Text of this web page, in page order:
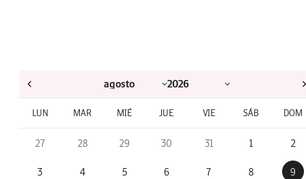
LUN MAR MIÉ JUE VIE SÁB DOM
27 28 29 30 31 1 2
3 4 5 6 7 8 9